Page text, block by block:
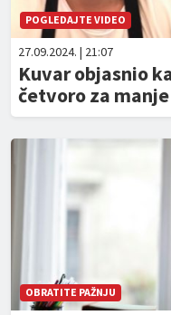
POGLEDAJTE VIDEO
27.09.2024. | 21:07
Kuvar objasnio
četvoro za
OBRATITE PAŽNJU